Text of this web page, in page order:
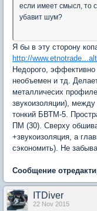
если имеет смысл, то
убавит шум?
Я бы в эту сторону
http://
Недорого,
необъемен и тд.
металличесих
звукоизоляции),
тонкий БВТМ-5.
ПМ (30). Сверху
+звукоизоляция, а
сэкономить). Не
Сообщение
ITDiver
22 Nov 2015